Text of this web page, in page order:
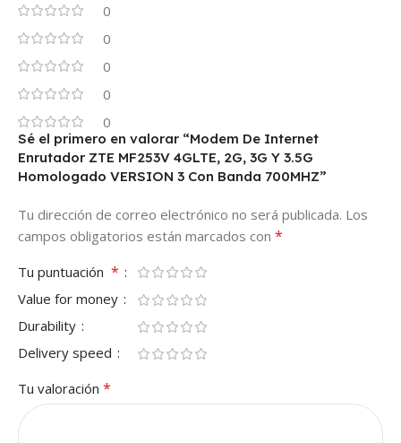
0
0
0
0
0
Sé el primero en valorar “Modem De Internet
Enrutador ZTE MF253V 4GLTE, 2G, 3G Y 3.5G
Homologado VERSION 3 Con Banda 700MHZ”
Tu dirección de correo electrónico no será publicada. Los
campos obligatorios están marcados con *
Tu puntuación *
Value for money
Durability
Delivery speed
Tu valoración *